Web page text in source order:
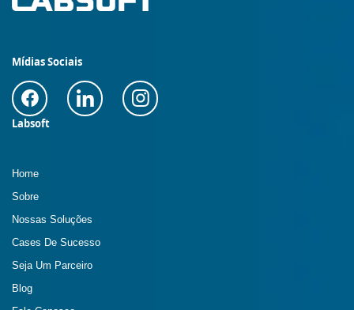
Mídias Sociais
Labsoft
Home
Sobre
Nossas Soluções
Cases De Sucesso
Seja Um Parceiro
Blog